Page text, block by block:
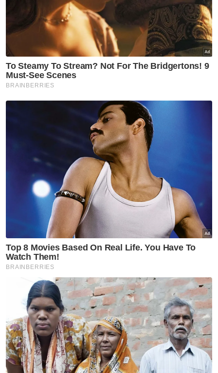
Beliau juga ditauliahkan dengan Diploma
Lanjutan Kemahiran Malaysia: Pengurusan
Kerja Belia (Tahap 5).
Azura telah memulakan perkhidmatan di KBS
pada 2001 di Bahagian Pembangunan Sukan
KBS.
Dalam tempoh 23 tahun dalam
perkhidmatan, beliau telah berkhidmat di
pelbagai organisasi di KBS.
Artikel Berkaitan:
Aidil dilantik Ketua Polis Daerah Cheras baharu
Zakaria dilantik Ketua Pengarah Imigresen baharu
Aidi Sham dilantik Ketua Polis Daerah Putrajaya
Antara jawatan yang pernah beliau sandang
ialah Penolong Pengarah di Bahagian
Pembangunan Sukan, Bahagian Rakan
Muda, Pesuruhjaya Sukan dan Bahagian
Industri Sukan serta Pengarah Pusat Belia
Antarabangsa.